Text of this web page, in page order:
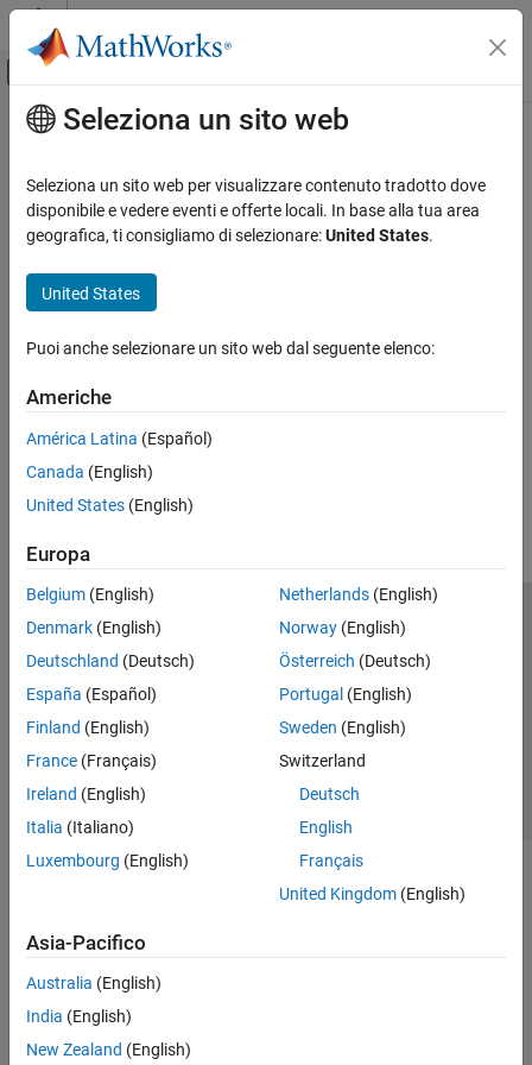
Vai al contenuto
Attiva/disattiva menu di navigazione
Pagina iniziale della documentazione
FPGA, ASIC, and SoC Development
Categoria
Audio Toolbox
Deep Learning HDL Toolbox
DSP HDL Toolbox
HDL-Optimized Filters and Transforms
HDL Code Generation and Deployment
Applications
HDL Coder
HDL Verifier
Signal Processing Toolbox
SoC Blockset
Vision HDL Toolbox
Wavelet Toolbox
Contenuto principale
Seleziona un sito web
Seleziona un sito web per visualizzare contenuto tradotto dove
disponibile e vedere eventi e offerte locali. In base alla tua area
geografica, ti consigliamo di selezionare:United States.
United States
Puoi anche selezionare un sito web dal seguente elenco:
Americhe
América Latina (Español)
Canada (English)
United States (English)
Europa
Belgium (English)
Denmark (English)
Deutschland (Deutsch)
España (Español)
Finland (English)
France (Français)
Ireland (English)
Italia (Italiano)
Luxembourg (English)
Netherlands(English)
Norway(English)
Österreich (Deutsch)
Portugal (English)
Sweden (English)
Switzerland
Deutsch
English
Français
United Kingdom(English)
Asia-Pacifico
Australia (English)
India (English)
New Zealand (English)
Centro di fiducia
Informativa sulla privacy
Antipirateria
Stato dell'applicazione
Contatti
© 1994-2026 The MathWorks, Inc.